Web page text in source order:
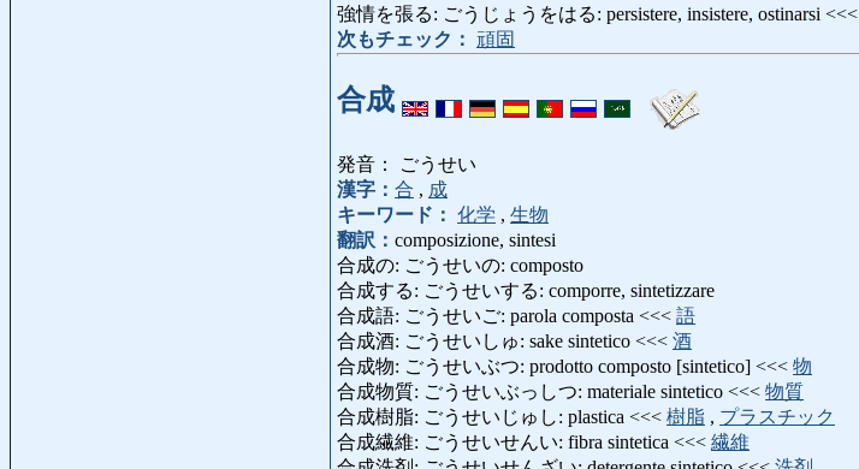
強情を張る: ごうじょうをはる: persistere, insistere, ostinarsi <<<
次もチェック： 頑固
合成
発音： ごうせい
漢字： 合 , 成
キーワード： 化学 , 生物
翻訳： composizione, sintesi
合成の: ごうせいの: composto
合成する: ごうせいする: comporre, sintetizzare
合成語: ごうせいご: parola composta <<< 語
合成酒: ごうせいしゅ: sake sintetico <<< 酒
合成物: ごうせいぶつ: prodotto composto [sintetico] <<< 物
合成物質: ごうせいぶっしつ: materiale sintetico <<< 物質
合成樹脂: ごうせいじゅし: plastica <<< 樹脂 , プラスチック
合成繊維: ごうせいせんい: fibra sintetica <<< 繊維